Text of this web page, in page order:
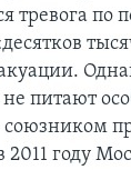
тревога по
питают
союзником
2011 году